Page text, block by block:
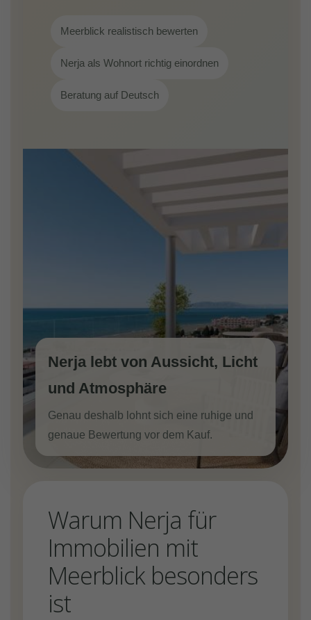
Meerblick realistisch bewerten
Nerja als Wohnort richtig einordnen
Beratung auf Deutsch
Nerja lebt von Aussicht, Licht
und Atmosphäre
Genau deshalb lohnt sich eine ruhige und
genaue Bewertung vor dem Kauf.
Warum Nerja für
Immobilien mit
Meerblick besonders
ist